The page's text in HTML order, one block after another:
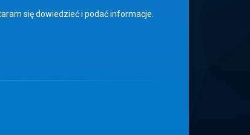
się dowiedzieć i podać informacje.